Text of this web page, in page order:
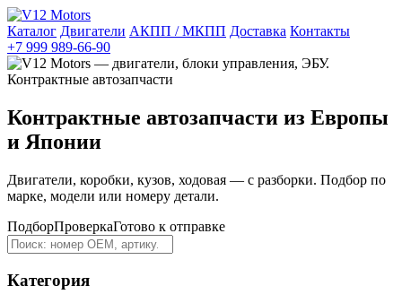
Каталог Двигатели АКПП / МКПП Доставка Контакты
+7 999 989-66-90
Контрактные автозапчасти из Европы
и Японии
Двигатели, коробки, кузов, ходовая — с разборки. Подбор по
марке, модели или номеру детали.
ПодборПроверкаГотово к отправке
Категория